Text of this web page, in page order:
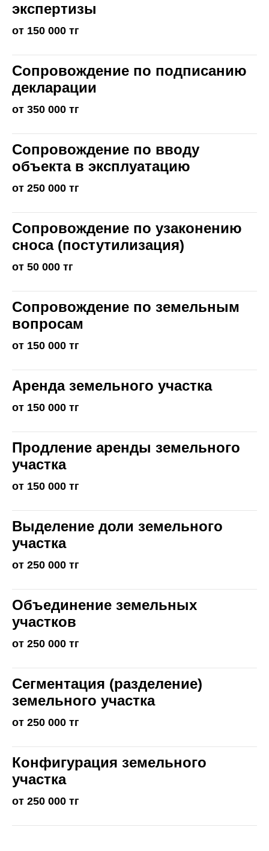
экспертизы
от 150 000 тг
Сопровождение по подписанию
декларации
от 350 000 тг
Сопровождение по вводу
объекта в эксплуатацию
от 250 000 тг
Сопровождение по узаконению
сноса (постутилизация)
от 50 000 тг
Сопровождение по земельным
вопросам
от 150 000 тг
Аренда земельного участка
от 150 000 тг
Продление аренды земельного
участка
от 150 000 тг
Выделение доли земельного
участка
от 250 000 тг
Объединение земельных
участков
от 250 000 тг
Сегментация (разделение)
земельного участка
от 250 000 тг
Конфигурация земельного
участка
от 250 000 тг